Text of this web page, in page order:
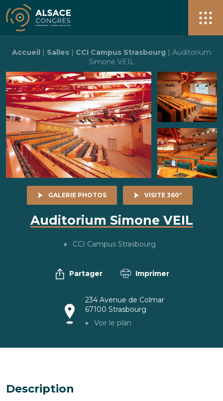
Alsace Congrès + de 40 salles pour vos événements à
Accueil | Salles | CCI Campus Strasbourg | Auditorium
Simone VEIL
GALERIE PHOTOS VISITE 360°
Auditorium Simone VEIL
CCI Campus Strasbourg
Partager Imprimer
234 Avenue de Colmar
67100 Strasbourg
Voir le plan
Description